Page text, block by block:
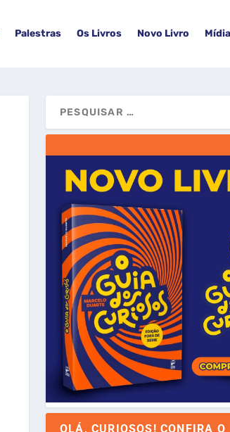
Palestras Os Livros Novo Livro
OLÁ, CURIOSOS! CONFIRA O